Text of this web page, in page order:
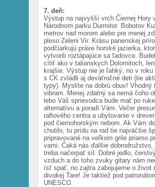
7. deň:
Výstup na najvyšší vrch Čiernej Hory
Národnom parku Durmitor. Bobotov
metrov nad morom alebo pre menej
pleso Zeleni Vir. Krásu panenskej
podčiarkujú práve horské jazierka,
vytvorili roztápajúce sa ľadovce.
cítiť ako v talianskych Dolomitoch,
krajšie. Výstup nie je ľahký, no v roku
s CK zvládli aj deväťročné deti (tie
typy). Myslíte na dobrú obuv! Vhodný
vibram. Menej zdatný sa nemá čoho
lebo Váš sprievodca bude mať po
alternatívu a poradí Vám. Večer
raftového centra a ubytovanie v
pod čiernohorským nebom. Ak Vám
chutilo, tu prídu na rad tie najväčšie
pripravované na veľkom grile priamo
vami. Čaká nás ďalšie dobrodružstvo,
treba načerpať síl. Dobré jedlo,
vzduch a do toho zvuky gitary nám
ísť spať, no zajtra zabojujeme o život
divokej Tare! Je taktiež pod
UNESCO.